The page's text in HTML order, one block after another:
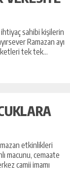
sahibi kişilerin
Ramazan ayı
tek tek...
etkinlikleri
macunu, cemaate
camii imamı